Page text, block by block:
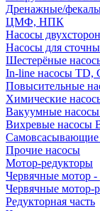
Дренажные/
ЦМФ, НПК
Насосы
Насосы для
Шестерёные
In-line насосы TD,
Повысительные
Химические
Вакуумные
Вихревые
Прочие насосы
Мотор-редукторы
Червячные мотор -
Червячные мотор-
Редукторная часть